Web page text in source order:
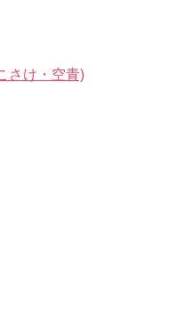
さけ・空青)